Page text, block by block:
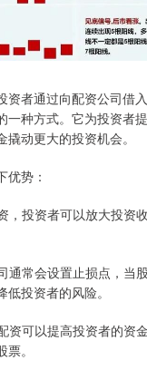
资者通过向配资公司借
一种方式。它为投资者
动更大的投资机会。
优势：
，投资者可以放大投资
通常会设置止损点，当
投资者的风险。
资可以提高投资者的资
。